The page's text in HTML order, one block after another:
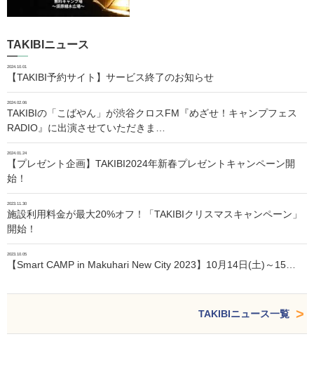
TAKIBIニュース
2024.10.01
【TAKIBI予約サイト】サービス終了のお知らせ
2024.02.06
TAKIBIの「こばやん」が渋谷クロスFM『めざせ！キャンプフェス
RADIO』に出演させていただきま…
2024.01.24
【プレゼント企画】TAKIBI2024年新春プレゼントキャンペーン開
始！
2023.11.30
施設利用料金が最大20%オフ！「TAKIBIクリスマスキャンペーン」
開始！
2023.10.05
【Smart CAMP in Makuhari New City 2023】10月14日(土)～15…
TAKIBIニュース一覧